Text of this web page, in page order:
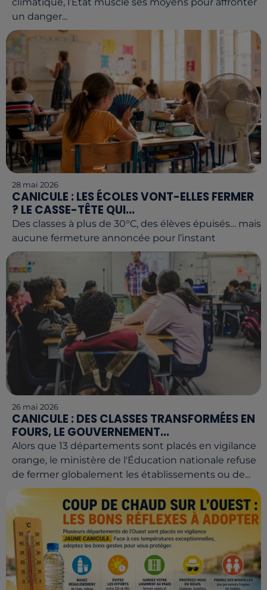
un danger...
28 mai 2026
CANICULE : LES ÉCOLES VONT-ELLES FERMER
? LE CASSE-TÊTE QUI...
Des classes à plus de 30°C, des élèves épuisés… mais
aucune fermeture annoncée pour l’instant
26 mai 2026
CANICULE : DES CLASSES TRANSFORMÉES EN
FOURS, LE GOUVERNEMENT...
Alors que 13 départements sont placés en vigilance
orange, le ministère de l'Éducation nationale refuse
de fermer globalement les établissements ou de...